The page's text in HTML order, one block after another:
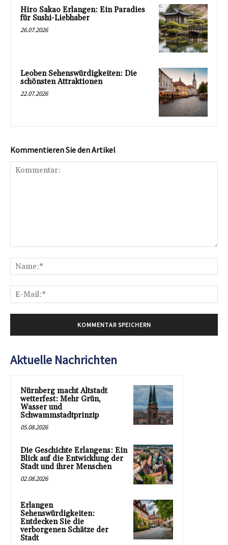
Hiro Sakao Erlangen: Ein Paradies
für Sushi-Liebhaber
26.07.2026
Leoben Sehenswürdigkeiten: Die
schönsten Attraktionen
22.07.2026
Kommentieren Sie den Artikel
Aktuelle Nachrichten
Nürnberg macht Altstadt
wetterfest: Mehr Grün,
Wasser und
Schwammstadtprinzip
05.08.2026
Die Geschichte Erlangens: Ein
Blick auf die Entwicklung der
Stadt und ihrer Menschen
02.08.2026
Erlangen
Sehenswürdigkeiten:
Entdecken Sie die
verborgenen Schätze der
Stadt